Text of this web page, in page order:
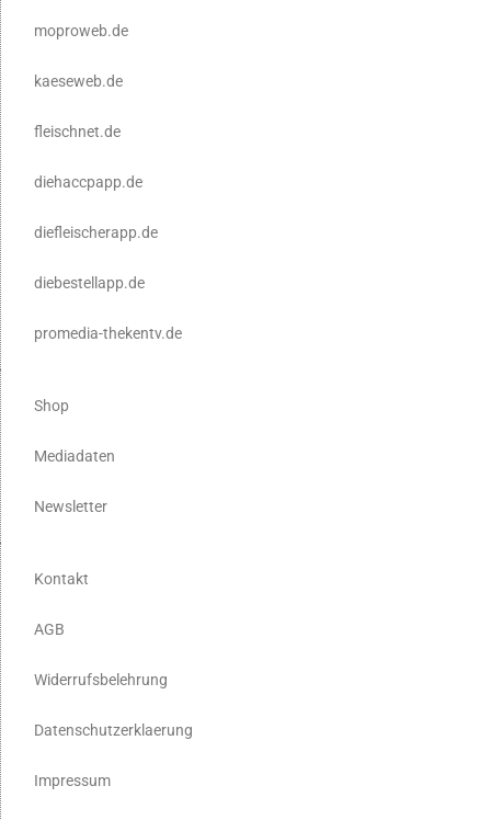
moproweb.de
kaeseweb.de
fleischnet.de
diehaccpapp.de
diefleischerapp.de
diebestellapp.de
promedia-thekentv.de
Shop
Mediadaten
Newsletter
Kontakt
AGB
Widerrufsbelehrung
Datenschutzerklaerung
Impressum